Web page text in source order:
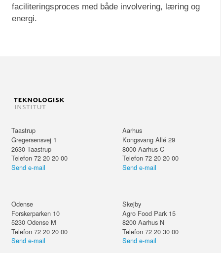
faciliteringsproces med både involvering, læring og
energi.
Taastrup
Gregersensvej 1
2630 Taastrup
Telefon 72 20 20 00
Send e-mail
Aarhus
Kongsvang Allé 29
8000 Aarhus C
Telefon 72 20 20 00
Send e-mail
Odense
Forskerparken 10
5230 Odense M
Telefon 72 20 20 00
Send e-mail
Skejby
Agro Food Park 15
8200 Aarhus N
Telefon 72 20 30 00
Send e-mail